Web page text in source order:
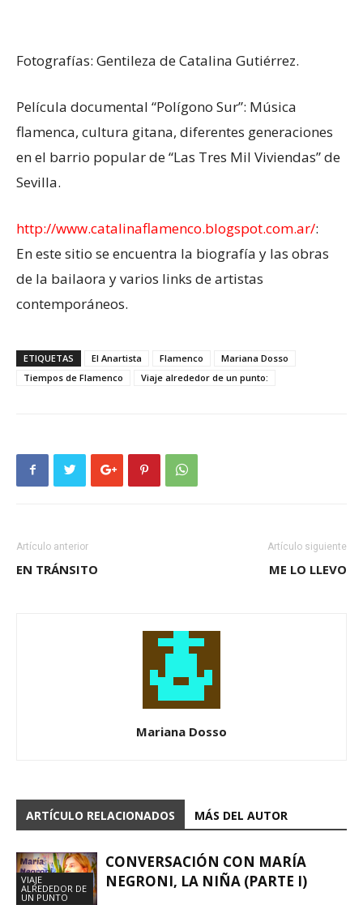
Fotografías: Gentileza de Catalina Gutiérrez.
Película documental “Polígono Sur”: Música
flamenca, cultura gitana, diferentes generaciones
en el barrio popular de “Las Tres Mil Viviendas” de
Sevilla.
http://www.catalinaflamenco.blogspot.com.ar/:
En este sitio se encuentra la biografía y las obras
de la bailaora y varios links de artistas
contemporáneos.
ETIQUETAS El Anartista Flamenco
Mariana Dosso
Tiempos de Flamenco
Viaje alrededor de un punto:
Artículo anterior
EN TRÁNSITO
Artículo siguiente
ME LO LLEVO
Mariana Dosso
ARTÍCULO RELACIONADOS MÁS DEL AUTOR
VIAJE
ALREDEDOR DE
UN PUNTO
CONVERSACIÓN CON MARÍA
NEGRONI, LA NIÑA (PARTE I)